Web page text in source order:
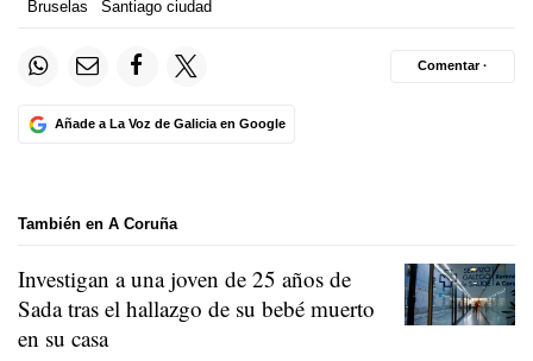
Bruselas
Santiago ciudad
Añade a La Voz de Galicia en Google
Comentar ·
También en A Coruña
Investigan a una joven de 25 años de
Sada tras el hallazgo de su bebé muerto
en su casa